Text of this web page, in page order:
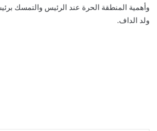
وأهمية المنطقة الحرة عند الرئيس والتمسك
ولد الداف.